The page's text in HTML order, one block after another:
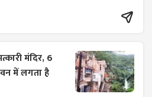
मंदिर, 6
में लगता है